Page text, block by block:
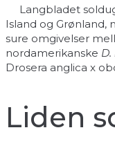
Langbladet
Island og Grønland,
sure omgivelser
nordamerikanske
Drosera anglica x
Liden